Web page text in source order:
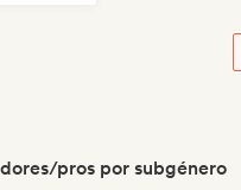
pros por subgénero